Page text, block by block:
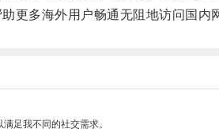
多海外用户畅通无阻地访问国内
足我不同的社交需求。